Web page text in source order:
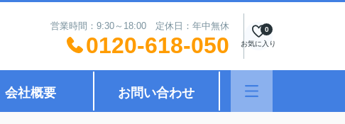
営業時間：9:30～18:00 定休日：年中無休
0120-618-050 お気に入り
0
会社概要 お問い合わせ